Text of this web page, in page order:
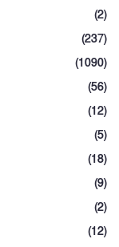
(2)
(237)
(1090)
(56)
(12)
(5)
(18)
(9)
(2)
(12)